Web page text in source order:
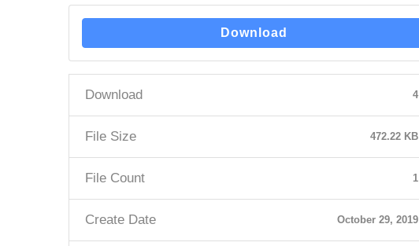
Download
Download 4
File Size 472.22 KB
File Count 1
Create Date October 29, 2019